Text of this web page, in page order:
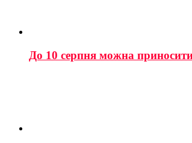
До 10 серпня можна